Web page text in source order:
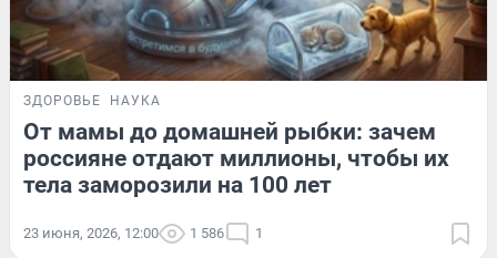
ЗДОРОВЬЕ НАУКА
От мамы до домашней рыбки: зачем
россияне отдают миллионы, чтобы их
тела заморозили на 100 лет
23 июня, 2026, 12:00 1 586 1